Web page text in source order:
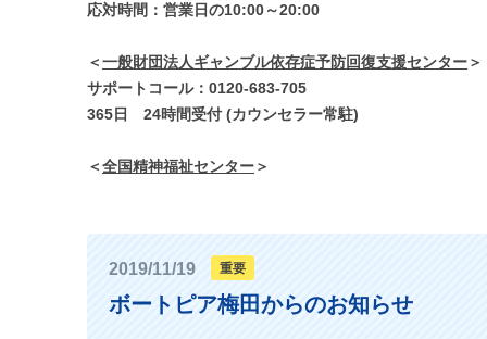
応対時間：営業日の10:00～20:00
＜一般財団法人ギャンブル依存症予防回復支援センター＞
サポートコール：0120-683-705
365日 24時間受付 (カウンセラー常駐)
＜全国精神福祉センター＞
2019/11/19 重要
ボートピア梅田からのお知らせ